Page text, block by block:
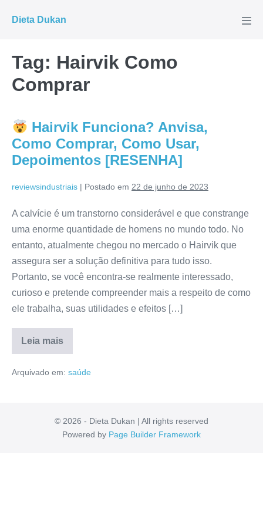
para
conteúdo
Dieta Dukan
Tag: Hairvik Como
Comprar
Hairvik Funciona? Anvisa,
Como Comprar, Como Usar,
Depoimentos [RESENHA]
reviewsindustriais | Postado em 22 de junho de 2023
A calvície é um transtorno considerável e que constrange
uma enorme quantidade de homens no mundo todo. No
entanto, atualmente chegou no mercado o Hairvik que
assegura ser a solução definitiva para tudo isso.
Portanto, se você encontra-se realmente interessado,
curioso e pretende compreender mais a respeito de como
ele trabalha, suas utilidades e efeitos […]
Leia mais
Hairvik
Anvisa,
Depoimentos
[RESENHA]
Arquivado em: saúde
© 2026 - Dieta Dukan | All rights reserved
Powered by Page Builder Framework